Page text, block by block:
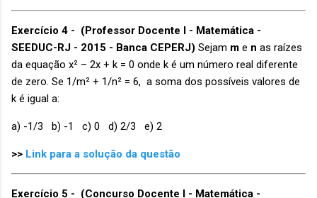
Exercício 4 - (Professor Docente I - Matemática -
SEEDUC-RJ - 2015 - Banca CEPERJ) Sejam m e n as raízes
da equação x² – 2x + k = 0 onde k é um número real diferente
de zero. Se 1/m² + 1/n² = 6, a soma dos possíveis valores de
k é igual a:
a) -1/3 b) -1 c) 0 d) 2/3 e) 2
>> Link para a solução da questão
Exercício 5 - (Concurso Docente I - Matemática -